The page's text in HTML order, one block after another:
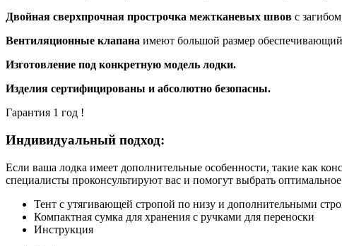
Двойная сверхпрочная прострочка межтканевых швов с
Вентиляционные клапана имеют большой размер
Изготовление под конкретную модель лодки.
Изделия сертифицированы и абсолютно безопасны.
Гарантия 1 год !
Индивидуальный подход:
Если ваша лодка имеет дополнительные особенности, такие как
специалисты проконсультируют вас и помогут выбрать
Тент с утягивающей стропой по низу и дополнительными
Компактная сумка для хранения с ручками для переноски
Инструкция